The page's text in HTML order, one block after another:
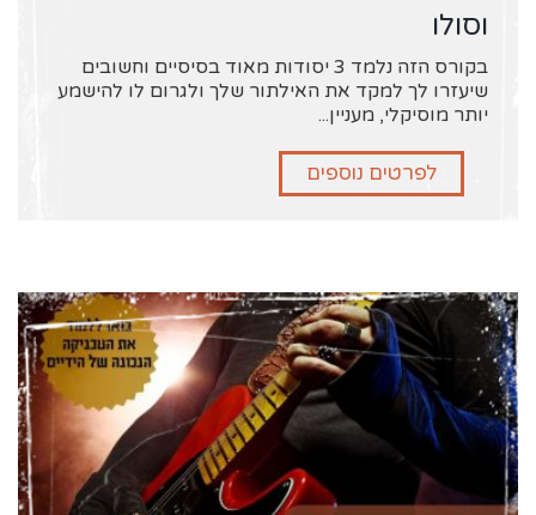
וסולו
בקורס הזה נלמד 3 יסודות מאוד בסיסיים וחשובים
שיעזרו לך למקד את האילתור שלך ולגרום לו להישמע
יותר מוסיקלי, מעניין...
לפרטים נוספים